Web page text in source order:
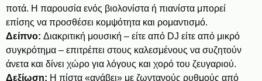
ποτά. Η παρουσία ενός βιολονίστα ή πιανίστα μπορεί
επίσης να προσθέσει κομψότητα και ρομαντισμό.
Δείπνο: Διακριτική μουσική – είτε από DJ είτε από μικρό
συγκρότημα – επιτρέπει στους καλεσμένους να συζητούν
άνετα και δίνει χώρο για λόγους και χορό του ζευγαριού.
Δεξίωση: Η πίστα «ανάβει» με ζωντανούς ρυθμούς από